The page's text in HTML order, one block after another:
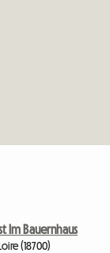
Im Bauernhaus
(18700)